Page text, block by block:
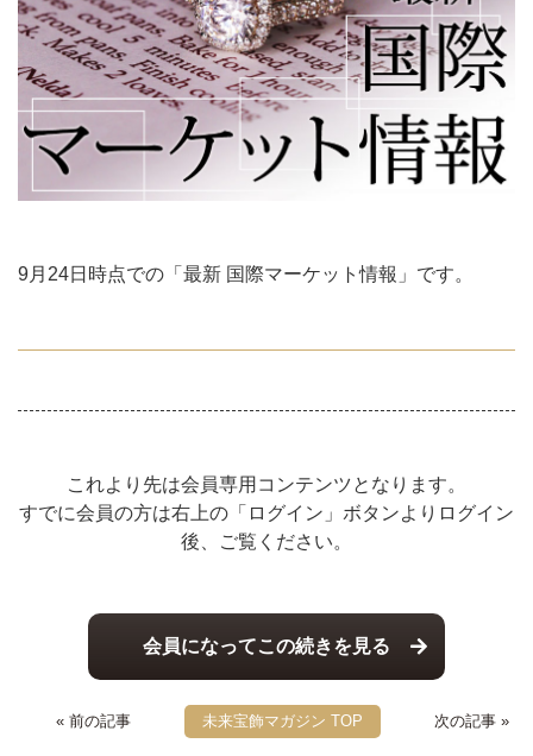
9月24日時点での「最新 国際マーケット情報」です。
これより先は会員専用コンテンツとなります。
すでに会員の方は右上の「ログイン」ボタンよりログイン
後、ご覧ください。
会員になってこの続きを見る
« 前の記事 未来宝飾マガジン TOP 次の記事 »